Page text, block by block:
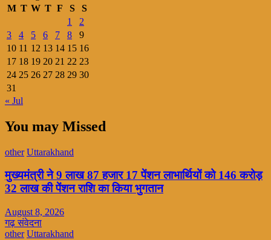
M T W T F S
S
1
2
3
4 5 6 7 8
9
10 11 12 13 14 15 16
17 18 19 20 21 22 23
24 25 26 27 28 29 30
31
« Jul
You may Missed
other Uttarakhand
मुख्यमंत्री ने 9 लाख 87 हजार 17 पेंशन लाभार्थियों को 146 करोड़
32 लाख की पेंशन राशि का किया भुगतान
August 8, 2026
गढ़ संवेदना
other Uttarakhand